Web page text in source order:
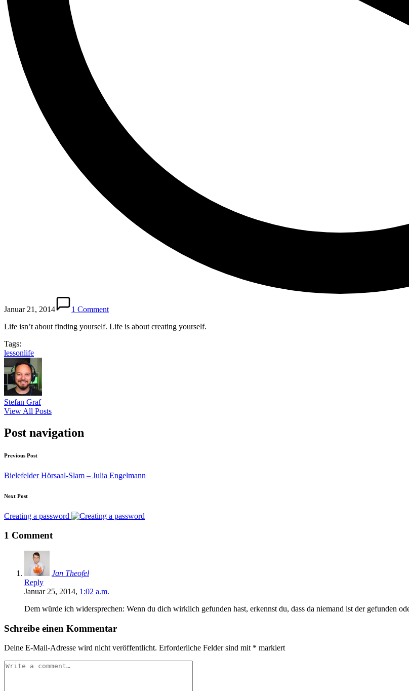
Januar 21, 2014
1 Comment
Life isn’t about finding yourself. Life is about creating yourself.
Tags:
lessonlife
Stefan Graf
View All Posts
Post navigation
Previous Post
Bielefelder Hörsaal-Slam – Julia Engelmann
Next Post
Creating a password
1 Comment
Jan Theofel
Reply
Januar 25, 2014, 1:02 a.m.
Dem würde ich widersprechen: Wenn du dich wirklich gefunden hast, erkennst du, dass da niemand ist der gefunden
Schreibe einen Kommentar
Deine E-Mail-Adresse wird nicht veröffentlicht. Erforderliche Felder sind mit * markiert